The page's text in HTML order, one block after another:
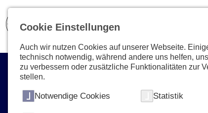
Cookie Einstellungen
Auch wir nutzen Cookies auf unserer Webseite.
technisch notwendig, während andere uns helfen,
zu verbessern oder zusätzliche Funktionalitäten zur
stellen.
Notwendige Cookies Statistik